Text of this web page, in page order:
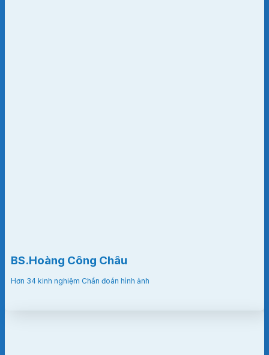
BS.Hoàng Công Châu
Hơn 34 kinh nghiệm Chẩn đoán hình ảnh